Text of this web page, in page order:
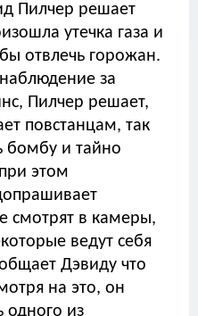
решает
утечка газа и
отвлечь горожан.
за
Пилчер решает,
повстанцам, так
бомбу и тайно
при этом
смотрят в камеры,
ведут себя
Дэвиду что
на это, он
одного из